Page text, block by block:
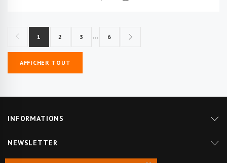
1 2 3 ... 6
AFFICHER TOUT
INFORMATIONS
NEWSLETTER